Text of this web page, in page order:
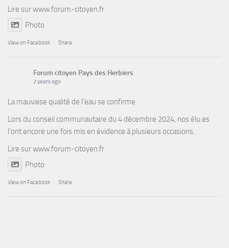
Lire surwww.forum-citoyen.fr
Photo
View on Facebook · Share
Forum citoyen Pays des Herbiers
2 years ago
La mauvaise qualité de l’eau se confirme
Lors du conseil communautaire du 4 décembre 2024, nos élu.es
l’ont encore une fois mis en évidence à plusieurs occasions.
Lire surwww.forum-citoyen.fr
Photo
View on Facebook · Share